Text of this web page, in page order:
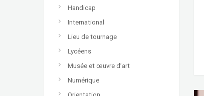
Handicap
International
Lieu de tournage
Lycéens
Musée et œuvre d’art
Numérique